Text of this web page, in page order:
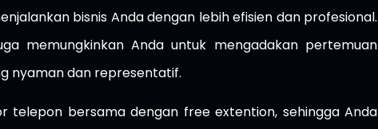
bisnis Anda dengan lebih efisien dan profesional.
memungkinkan Anda untuk mengadakan pertemuan
nyaman dan representatif.
telepon bersama dengan free extention, sehingga Anda